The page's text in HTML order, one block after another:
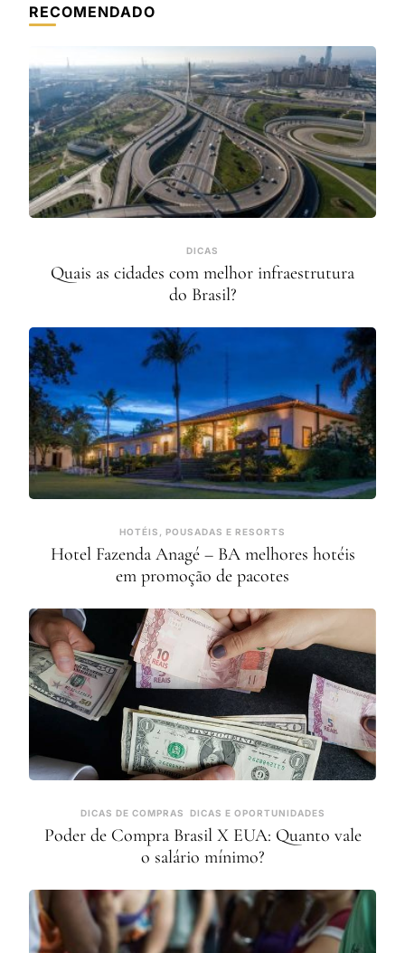
RECOMENDADO
DICAS
Quais as cidades com melhor infraestrutura
do Brasil?
HOTÉIS, POUSADAS E RESORTS
Hotel Fazenda Anagé – BA melhores hotéis
em promoção de pacotes
DICAS DE COMPRAS DICAS E OPORTUNIDADES
Poder de Compra Brasil X EUA: Quanto vale
o salário mínimo?